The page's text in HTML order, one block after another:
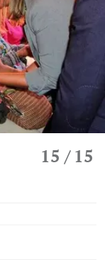
15 / 15